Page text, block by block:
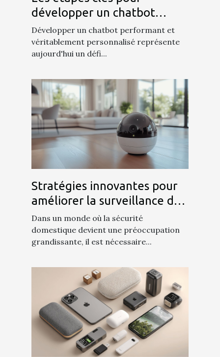
développer un chatbot
efficace et personnalisé
Développer un chatbot performant et
véritablement personnalisé représente
aujourd'hui un défi...
Stratégies innovantes pour
améliorer la surveillance de
votre domicile
Dans un monde où la sécurité
domestique devient une préoccupation
grandissante, il est nécessaire...